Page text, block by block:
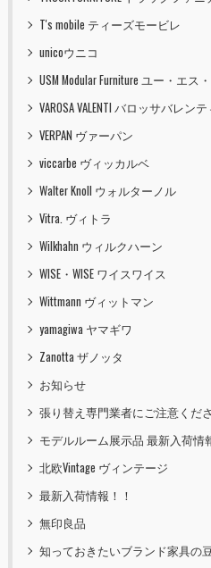
T's mobile ティーズモービレ
unicoウニコ
USM Modular Furniture ユー・エス
VAROSA VALENTI バロッサバレンテ
VERPAN ヴァーパン
viccarbe ヴィッカルベ
Walter Knoll ウォルターノル
Vitra. ヴィトラ
Wilkhahn ウィルクハーン
WISE・WISE ワイスワイス
Wittmann ヴィットマン
yamagiwa ヤマギワ
Zanotta ザノッタ
お知らせ
張り替え専門業者にご注意くだ
モデルルーム展示品 最新入荷情
北欧Vintage ヴィンテージ
最新入荷情報！！
無印良品
知っておきたいブランド家具の